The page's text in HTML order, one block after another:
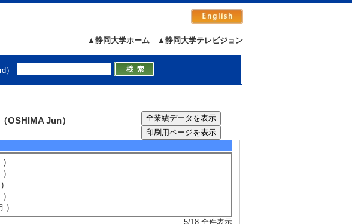
▲静岡大学テレビジョン
▲静岡大学ホーム
）
OSHIMA Jun）
年6月 ) [団体名] International Society of the Learning Science
4月 - 2002年3月 )
5/6全件表示
)
)
)
)
5/18 全件表示